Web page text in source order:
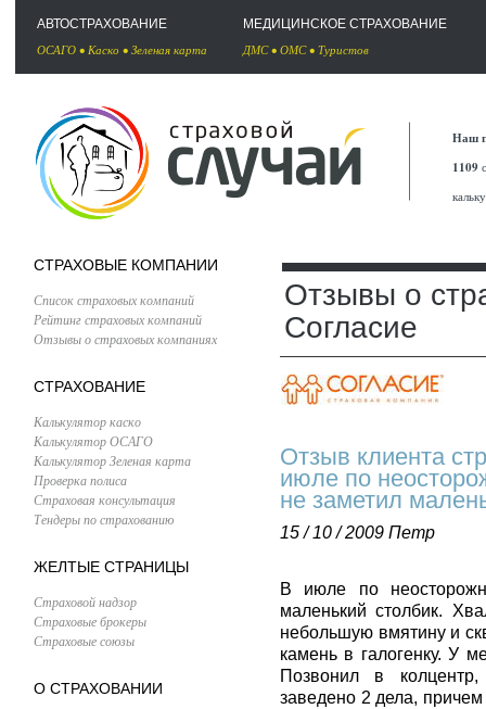
АВТОСТРАХОВАНИЕ
ОСАГО • Каско • Зеленая карта
МЕДИЦИНСКОЕ СТРАХОВАНИЕ
ДМС• ОМС• Туристов
Наш
1109
СТРАХОВЫЕ КОМПАНИИ
Список страховых компаний
Рейтинг страховых компаний
Отзывы о страховых компаниях
СТРАХОВАНИЕ
Калькулятор каско
Калькулятор ОСАГО
Калькулятор Зеленая карта
Проверка полиса
Страховая консультация
Тендеры по страхованию
ЖЕЛТЫЕ СТРАНИЦЫ
Страховой надзор
Страховые брокеры
Страховые союзы
О СТРАХОВАНИИ
Отзывы о
Согласие
Отзыв клиента
июле по
не заметил
15 / 10 / 2009 Петр
В июле по
маленький столбик.
небольшую вмятину и
камень в галогенку. У
Позвонил в
заведено 2 дела,